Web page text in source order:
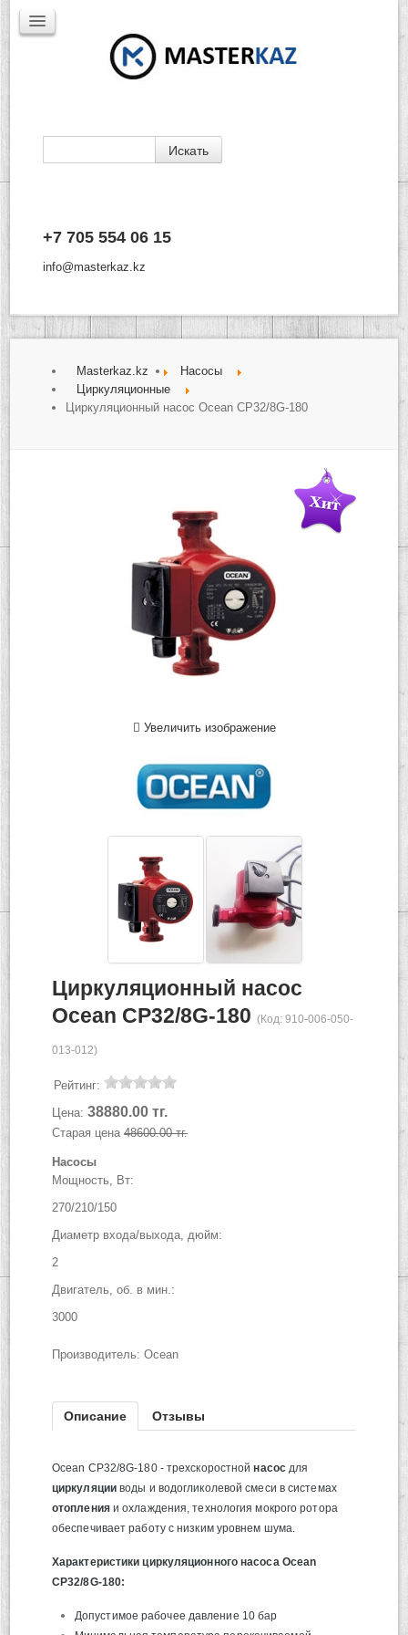
+7 705 554 06 15
info@masterkaz.kz
Доставка
Masterkaz.kz
Насосы
Циркуляционные
Циркуляционный насос Ocean CP32/8G-180
Увеличить изображение
Циркуляционный насос
Ocean CP32/8G-180 (Код: 910-006-050-
013-012)
Рейтинг:
Цена: 38880.00 тг.
Старая цена 48600.00 тг.
Насосы
Мощность, Вт:
270/210/150
Диаметр входа/выхода, дюйм:
2
Двигатель, об. в мин.:
3000
Производитель: Ocean
Описание Отзывы
Ocean CP32/8G-180 - трехскоростнойнасосдля
циркуляцииводы и водогликолевой смеси в системах
отопленияи охлаждения, технология мокрого ротора
обеспечивает работу с низким уровнем шума.
Характеристики циркуляционного насоса Ocean
CP32/8G-180:
Допустимое рабочее давление 10 бар